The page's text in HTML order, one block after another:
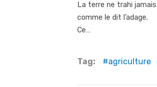
La terre ne trahi jamais
comme le dit l’adage.
Ce…
Tag: agriculture